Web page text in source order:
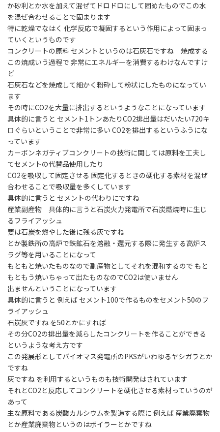
か砂利とか水を加えて混ぜてドロドロにして固めたものでこの水
を混ぜ合わせることで固まります
特に乾燥でなはく 化学反応で凝固するという作用によって固まっ
ていくというものです
コンクリートの原料 セメントというのは石灰石ですね 焼成する
この焼成いう過程で 非常にエネルギーを消費するわけなんですけ
ど
石灰石などを焼成して細かく粉砕して粉状にしたものになってい
ます
その時にCO2を大量に排出するというようなことになっています
具体的に言うと セメント1トンあたりCO2排出量はだいたい720キ
ロぐらいということで非常に多い CO2を排出するというふうにな
っています
カーボンネガティブコンクリートの技術に関しては原料を工夫し
てセメントの代替品使用したり
CO2を吸収して固定させる 固定化するときの硬化する素材を混ぜ
合わせることで吸収量を多くしています
具体的に言うと セメントの代わりにですね
産業副産物 具体的に言うと石炭火力発電所で石炭燃焼時に生じ
るフライアッシュ
要は石炭を燃やした後に残る灰ですね
とか製鉄所の高炉で鉄鉱石を溶融・還元する際に発生する高炉ス
ラグ等を用いることになって
もともと焼いたものなので副産物としてそれを混和するので もと
もともう焼いちゃって出たものなのでCO2は使いません
出ませんということになっています
具体的に言うと 例えば セメント100で作るものをセメント50のフ
ライアッシュ
石炭灰ですね を50とかにすれば
その分CO2の排出量を減らしたコンクリートを作ることができる
というような考え方です
この発展形としてバイオマス発電所のPKSがいわゆるヤシガラとか
ですね
灰ですね を利用するというものも技術開発はされています
それとCO2と反応してコンクリートを硬化させる素材っていうのが
あって
主な原料である炭酸カルシウムを製造する際に 例えば 産業廃棄物
とか産業廃棄物というのはボイラーとかですね